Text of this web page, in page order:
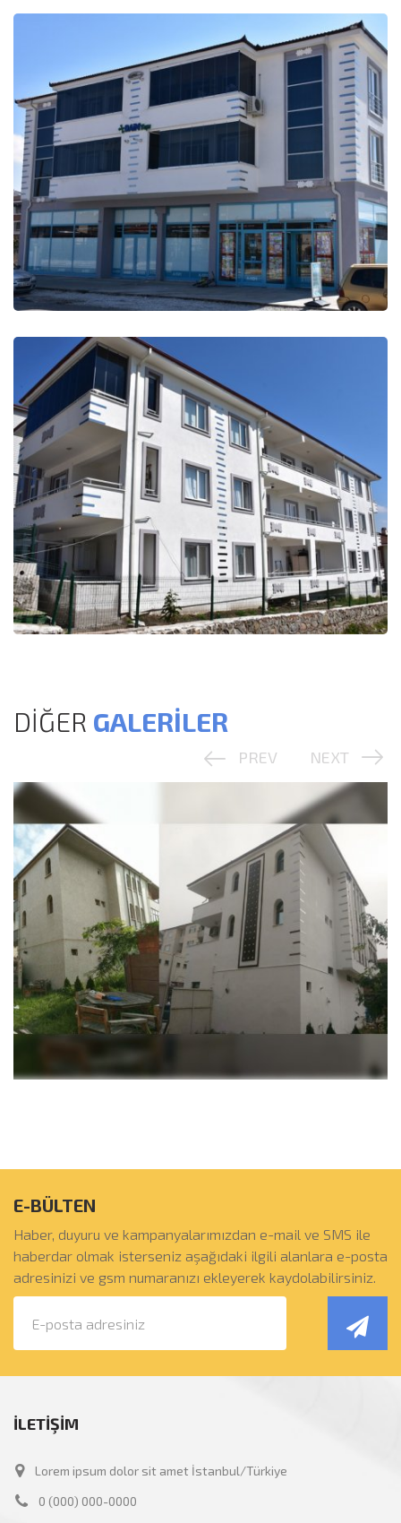
DİĞER GALERİLER
PREV NEXT
E-BÜLTEN
Haber, duyuru ve kampanyalarımızdan e-mail ve SMS ile
haberdar olmak isterseniz aşağıdaki ilgili alanlara e-posta
adresinizi ve gsm numaranızı ekleyerek kaydolabilirsiniz.
İLETİŞİM
Lorem ipsum dolor sit amet İstanbul/Türkiye
0 (000) 000-0000